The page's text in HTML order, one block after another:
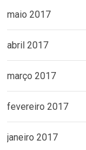
maio 2017
abril 2017
março 2017
fevereiro 2017
janeiro 2017